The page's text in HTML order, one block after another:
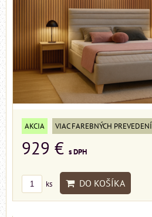
AKCIA VIAC FAREBNÝCH PREVEDENÍ
929 € s DPH
ks DO KOŠÍKA